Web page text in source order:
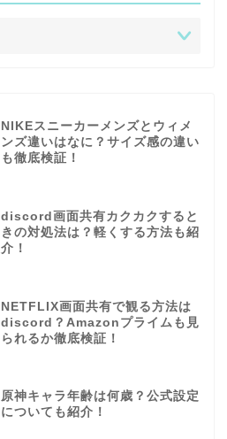
NIKEスニーカーメンズとウィメ
ンズ違いはなに？サイズ感の違い
も徹底検証！
discord画面共有カクカクすると
きの対処法は？軽くする方法も紹
介！
NETFLIX画面共有で観る方法は
discord？Amazonプライムも見
られるか徹底検証！
原神キャラ年齢は何歳？公式設定
についても紹介！